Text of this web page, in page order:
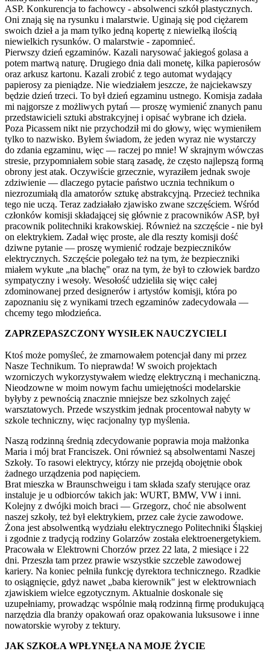
ASP. Konkurencja to fachowcy - absolwenci szkół plastycznych.
Oni znają się na rysunku i malarstwie. Uginają się pod ciężarem
swoich dzieł a ja mam tylko jedną kopertę z niewielką ilością
niewielkich rysunków. O malarstwie - zapomnieć.
Pierwszy dzień egzaminów. Kazali narysować jakiegoś golasa a
potem martwą naturę. Drugiego dnia dali monetę, kilka papierosów
oraz arkusz kartonu. Kazali zrobić z tego automat wydający
papierosy za pieniądze. Nie wiedziałem jeszcze, że najciekawszy
będzie dzień trzeci. To był dzień egzaminu ustnego. Komisja zadała
mi najgorsze z możliwych pytań — proszę wymienić znanych panu
przedstawicieli sztuki abstrakcyjnej i opisać wybrane ich dzieła.
Poza Picassem nikt nie przychodził mi do głowy, więc wymieniłem
tylko to nazwisko. Byłem świadom, że jeden wyraz nie wystarczy
do zdania egzaminu, więc — raczej po mnie! W skrajnym wówczas
stresie, przypomniałem sobie starą zasadę, że często najlepszą formą
obrony jest atak. Oczywiście grzecznie, wyraziłem jednak swoje
zdziwienie — dlaczego pytacie państwo ucznia technikum o
niezrozumiałą dla amatorów sztukę abstrakcyjną. Przecież technika
tego nie uczą. Teraz zadziałało zjawisko zwane szczęściem. Wśród
członków komisji składającej się głównie z pracowników ASP, był
pracownik politechniki krakowskiej. Również na szczęście - nie był
on elektrykiem. Zadał więc proste, ale dla reszty komisji dość
dziwne pytanie — proszę wymienić rodzaje bezpieczników
elektrycznych. Szczęście polegało też na tym, że bezpieczniki
miałem wykute „na blachę" oraz na tym, że był to człowiek bardzo
sympatyczny i wesoły. Wesołość udzieliła się więc całej
zdominowanej przed designerów i artystów komisji, która po
zapoznaniu się z wynikami trzech egzaminów zadecydowała —
chcemy tego młodzieńca.
ZAPRZEPASZCZONY WYSIŁEK NAUCZYCIELI
Ktoś może pomyśleć, że zmarnowałem potencjał dany mi przez
Nasze Technikum. To nieprawda! W swoich projektach
wzorniczych wykorzystywałem wiedzę elektryczną i mechaniczną.
Nieodzowne w moim nowym fachu umiejętności modelarskie
byłyby z pewnością znacznie mniejsze bez szkolnych zajęć
warsztatowych. Przede wszystkim jednak procentował nabyty w
szkole techniczny, więc racjonalny typ myślenia.
Naszą rodzinną średnią zdecydowanie poprawia moja małżonka
Maria i mój brat Franciszek. Oni również są absolwentami Naszej
Szkoły. To rasowi elektrycy, którzy nie przejdą obojętnie obok
żadnego urządzenia pod napięciem.
Brat mieszka w Braunschweigu i tam składa szafy sterujące oraz
instaluje je u odbiorców takich jak: WURT, BMW, VW i inni.
Kolejny z dwójki moich braci — Grzegorz, choć nie absolwent
naszej szkoły, też był elektrykiem, przez całe życie zawodowe.
Żona jest absolwentką wydziału elektrycznego Politechniki Śląskiej
i zgodnie z tradycją rodziny Golarzów została elektroenergetykiem.
Pracowała w Elektrowni Chorzów przez 22 lata, 2 miesiące i 22
dni. Przeszła tam przez prawie wszystkie szczeble zawodowej
kariery. Na koniec pełniła funkcję dyrektora technicznego. Rzadkie
to osiągnięcie, gdyż nawet „baba kierownik" jest w elektrowniach
zjawiskiem wielce egzotycznym. Aktualnie doskonale się
uzupełniamy, prowadząc wspólnie małą rodzinną firmę produkującą
narzędzia dla branży opakowań oraz opakowania luksusowe i inne
nowatorskie wyroby z tektury.
JAK SZKOŁA WPŁYNĘŁA NA MOJE ŻYCIE